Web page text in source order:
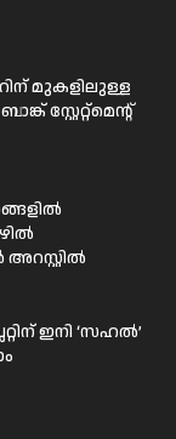
മുകളിലുള്ള
സ്റ്റേറ്റ്മെന്റ്
ഇനി ‘സഹൽ’